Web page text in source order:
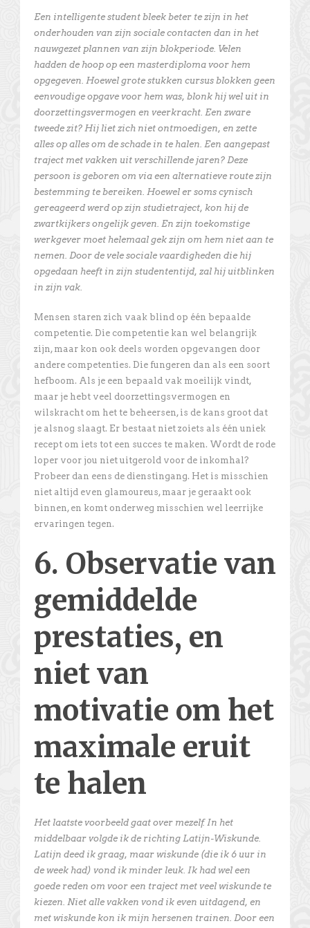
Een intelligente student bleek beter te zijn in het
onderhouden van zijn sociale contacten dan in het
nauwgezet plannen van zijn blokperiode. Velen
hadden de hoop op een masterdiploma voor hem
opgegeven. Hoewel grote stukken cursus blokken geen
eenvoudige opgave voor hem was, blonk hij wel uit in
doorzettingsvermogen en veerkracht. Een zware
tweede zit? Hij liet zich niet ontmoedigen, en zette
alles op alles om de schade in te halen. Een aangepast
traject met vakken uit verschillende jaren? Deze
persoon is geboren om via een alternatieve route zijn
bestemming te bereiken. Hoewel er soms cynisch
gereageerd werd op zijn studietraject, kon hij de
zwartkijkers ongelijk geven. En zijn toekomstige
werkgever moet helemaal gek zijn om hem niet aan te
nemen. Door de vele sociale vaardigheden die hij
opgedaan heeft in zijn studententijd, zal hij uitblinken
in zijn vak.
Mensen staren zich vaak blind op één bepaalde
competentie. Die competentie kan wel belangrijk
zijn, maar kon ook deels worden opgevangen door
andere competenties. Die fungeren dan als een soort
hefboom. Als je een bepaald vak moeilijk vindt,
maar je hebt veel doorzettingsvermogen en
wilskracht om het te beheersen, is de kans groot dat
je alsnog slaagt. Er bestaat niet zoiets als één uniek
recept om iets tot een succes te maken. Wordt de rode
loper voor jou niet uitgerold voor de inkomhal?
Probeer dan eens de dienstingang. Het is misschien
niet altijd even glamoureus, maar je geraakt ook
binnen, en komt onderweg misschien wel leerrijke
ervaringen tegen.
6. Observatie van
gemiddelde
prestaties, en
niet van
motivatie om het
maximale eruit
te halen
Het laatste voorbeeld gaat over mezelf. In het
middelbaar volgde ik de richting Latijn-Wiskunde.
Latijn deed ik graag, maar wiskunde (die ik 6 uur in
de week had) vond ik minder leuk. Ik had wel een
goede reden om voor een traject met veel wiskunde te
kiezen. Niet alle vakken vond ik even uitdagend, en
met wiskunde kon ik mijn hersenen trainen. Door een